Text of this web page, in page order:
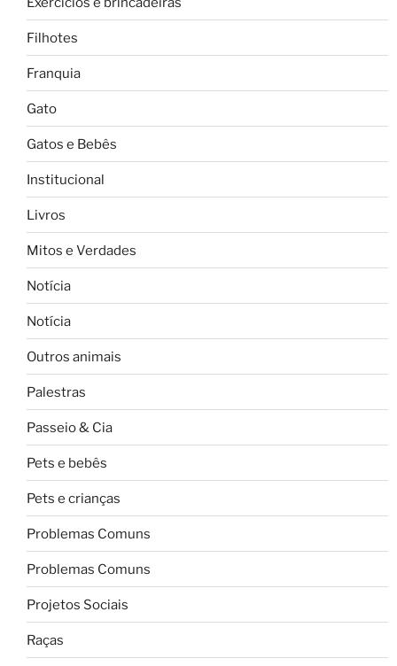
Filhotes
Franquia
Gato
Gatos e Bebês
Institucional
Livros
Mitos e Verdades
Notícia
Notícia
Outros animais
Palestras
Passeio & Cia
Pets e bebês
Pets e crianças
Problemas Comuns
Problemas Comuns
Projetos Sociais
Raças